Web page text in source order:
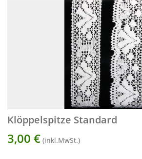
Klöppelspitze Standard
3,00 € (inkl.MwSt.)